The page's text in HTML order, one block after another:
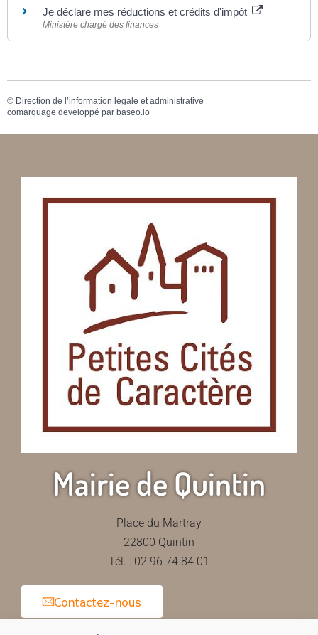
Je déclare mes réductions et crédits d'impôt
Ministère chargé des finances
© Direction de l’information légale et administrative
comarquage developpé par baseo.io
Mairie de Quintin
Place du Martray
22800 Quintin
Tél. : 02 96 74 84 01
Contactez-nous